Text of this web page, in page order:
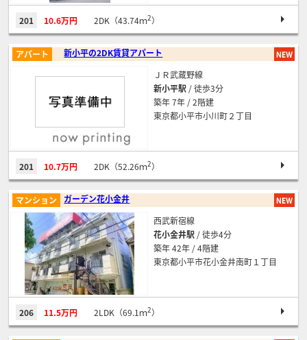
201 10.6万円 2DK（43.74ｍ2）
新小平の2DK賃貸アパート
アパート
ＪＲ武蔵野線
新小平駅 / 徒歩3分
築年 7年 / 2階建
東京都小平市小川町２丁目
201 10.7万円 2DK（52.26ｍ2）
ガーデン花小金井
マンション
西武新宿線
花小金井駅 / 徒歩4分
築年 42年 / 4階建
東京都小平市花小金井南町１丁目
206 11.5万円 2LDK（69.1ｍ2）